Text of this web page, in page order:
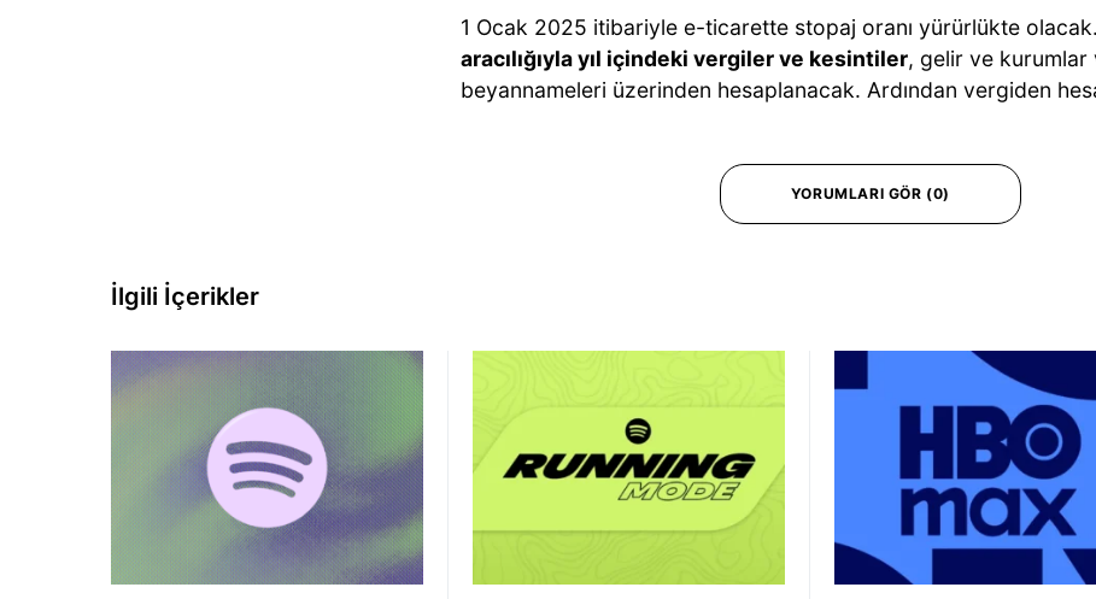
1 Ocak 2025 itibariyle e-ticarette stopaj oranı yürürlükte olacak.
aracılığıyla yıl içindeki vergiler ve kesintiler, gelir ve kurumlar
beyannameleri üzerinden hesaplanacak. Ardından vergiden
YORUMLARI GÖR (0)
İlgili İçerikler